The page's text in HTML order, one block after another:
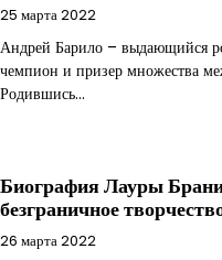
25 марта 2022
Андрей Барило – выдающийся
чемпион и призер множества
Родившись…
Биография Лауры
безграничное
26 марта 2022